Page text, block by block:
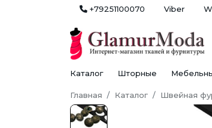
+79251100070 Viber
Каталог Шторные
Главная Каталог Швейная